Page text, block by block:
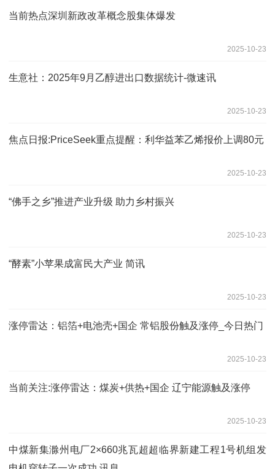
当前热点深圳新政改革概念股集体爆发
2025-10-23
生意社：2025年9月乙醇进出口数据统计-微速讯
2025-10-23
焦点日报:PriceSeek重点提醒：利华益苯乙烯报价上调80元
2025-10-23
“佛手之乡”推进产业升级 助力乡村振兴
2025-10-23
“酵素”小苹果成富民大产业 简讯
2025-10-23
涨停雷达：铝箔+电池壳+国企 常铝股份触及涨停_今日热门
2025-10-23
当前关注:涨停雷达：煤炭+供热+国企 辽宁能源触及涨停
2025-10-23
中煤新集滁州电厂2×660兆瓦超超临界新建工程1号机组发